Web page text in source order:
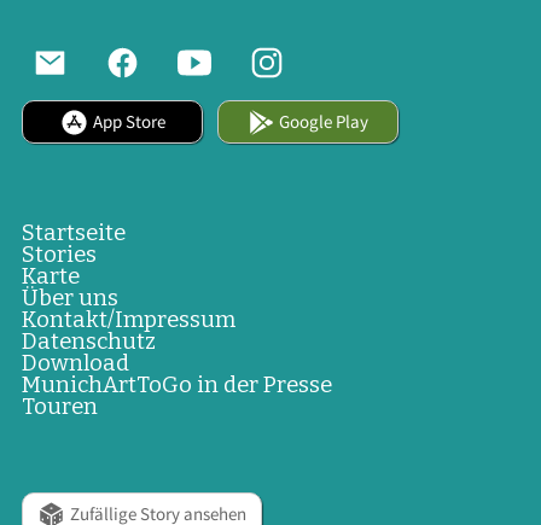
App Store Google Play
Startseite
Stories
Karte
Über uns
Kontakt/Impressum
Datenschutz
Download
MunichArtToGo in der Presse
Touren
Zufällige Story ansehen